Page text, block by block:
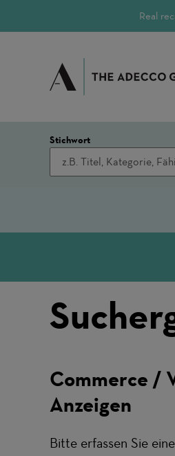
Real
Stichwort
Commerce /
Anzeigen
Bitte erfassen Sie